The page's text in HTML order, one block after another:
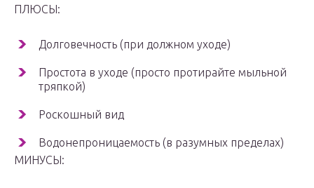
ПЛЮСЫ:
Долговечность (при должном уходе)
Простота в уходе (просто протирайте мыльной
тряпкой)
Роскошный вид
Водонепроницаемость (в разумных пределах)
МИНУСЫ: